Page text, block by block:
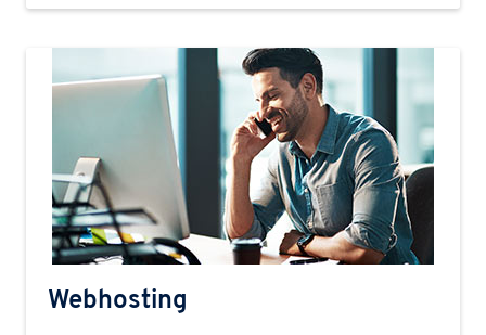
Webhosting